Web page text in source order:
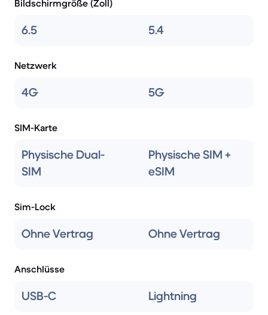
Bildschirmgröße (Zoll)
6.5 5.4
Netzwerk
4G 5G
SIM-Karte
Physische Dual-
SIM
Physische SIM +
eSIM
Sim-Lock
Ohne Vertrag Ohne Vertrag
Anschlüsse
USB-C Lightning